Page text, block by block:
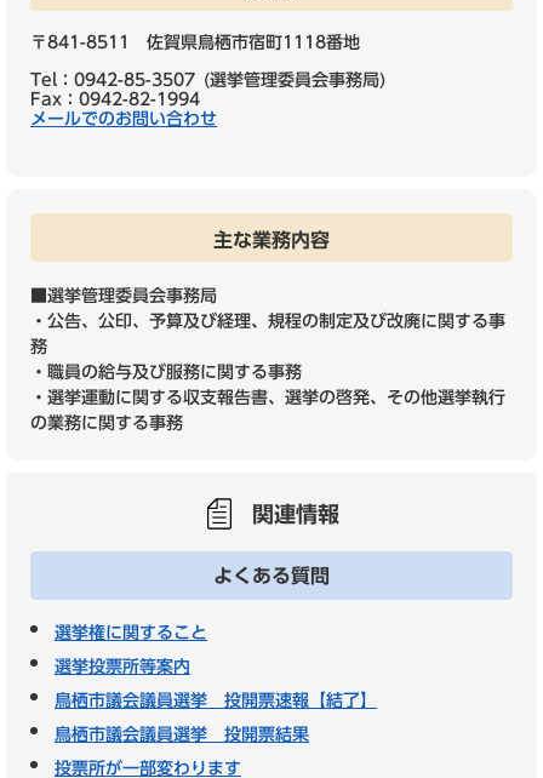
〒841-8511 佐賀県鳥栖市宿町1118番地
Tel：0942-85-3507
選挙管理委員会事務局
Fax：0942-82-1994
メールでのお問い合わせ
主な業務内容
■選挙管理委員会事務局
・公告、公印、予算及び経理、規程の制定及び改廃に関する事
務
・職員の給与及び服務に関する事務
・選挙運動に関する収支報告書、選挙の啓発、その他選挙執行
の業務に関する事務
関連情報
よくある質問
選挙権に関すること
選挙投票所等案内
鳥栖市議会議員選挙 投開票速報【結了】
鳥栖市議会議員選挙 投開票結果
投票所が一部変わります